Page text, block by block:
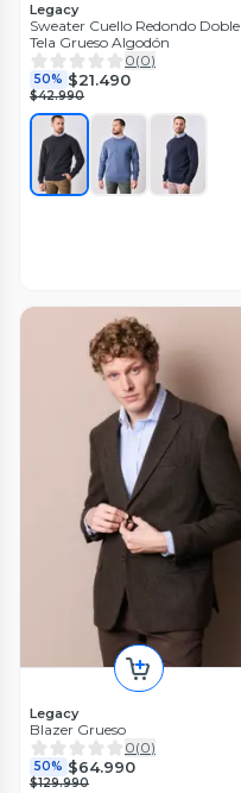
Legacy
Sweater Cuello Redondo Doble
Tela Grueso Algodón
0(0)
50% $21.490
$42.990
Legacy
Blazer Grueso
0(0)
50% $64.990
$129.990